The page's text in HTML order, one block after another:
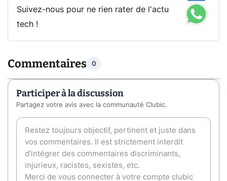
Suivez-nous pour ne rien rater de l'actu
tech !
Commentaires 0
Participer à la discussion
Partagez votre avis avec la communauté Clubic.